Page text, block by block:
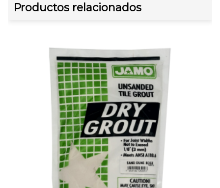
Productos relacionados